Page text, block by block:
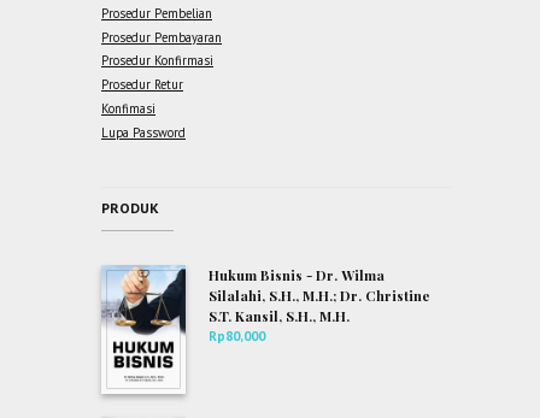
Prosedur Pembelian
Prosedur Pembayaran
Prosedur Konfirmasi
Prosedur Retur
Konfimasi
Lupa Password
PRODUK
Hukum Bisnis - Dr. Wilma
Silalahi, S.H., M.H.; Dr. Christine
S.T. Kansil, S.H., M.H.
Rp80,000